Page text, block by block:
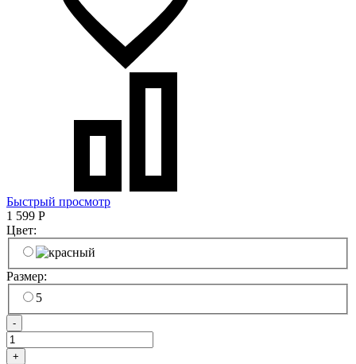
Быстрый просмотр
1 599 Р
Цвет:
Размер:
5
-
+